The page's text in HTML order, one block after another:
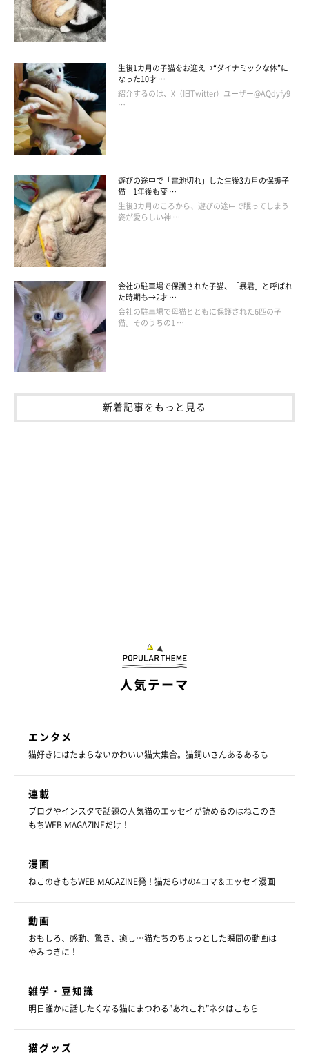
生後1カ月の子猫をお迎え→“ダイナミックな体”に
なった10才 …
紹介するのは、X（旧Twitter）ユーザー@AQdyfy9
…
遊びの途中で「電池切れ」した生後3カ月の保護子
猫 1年後も変 …
生後3カ月のころから、遊びの途中で眠ってしまう
姿が愛らしい神 …
会社の駐車場で保護された子猫、「暴君」と呼ばれ
た時期も→2才 …
会社の駐車場で母猫とともに保護された6匹の子
猫。そのうちの1 …
新着記事をもっと見る
人気テーマ
エンタメ
猫好きにはたまらないかわいい猫大集合。猫飼いさんあるあるも
連載
ブログやインスタで話題の人気猫のエッセイが読めるのはねこのき
もちWEB MAGAZINEだけ！
漫画
ねこのきもちWEB MAGAZINE発！猫だらけの4コマ＆エッセイ漫画
動画
おもしろ、感動、驚き、癒し…猫たちのちょっとした瞬間の動画は
やみつきに！
雑学・豆知識
明日誰かに話したくなる猫にまつわる”あれこれ”ネタはこちら
猫グッズ